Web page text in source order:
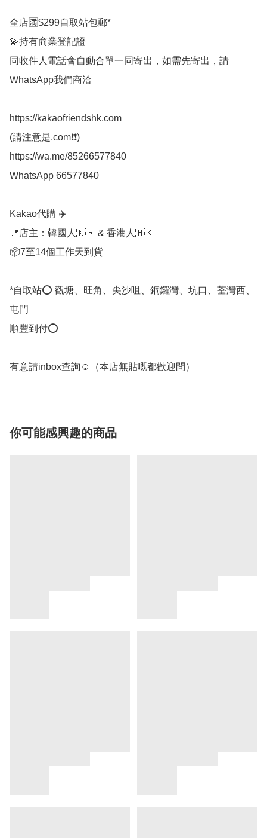
全店🈵$299自取站包郵*
💫持有商業登記證
同收件人電話會自動合單一同寄出，如需先寄出，請
WhatsApp我們商洽
https://kakaofriendshk.com
(請注意是.com❗❗)
https://wa.me/85266577840
WhatsApp 66577840
Kakao代購 ✈️
📍店主：韓國人🇰🇷 & 香港人🇭🇰
📦7至14個工作天到貨
*自取站⭕ 觀塘、旺角、尖沙咀、銅鑼灣、坑口、荃灣西、
屯門
順豐到付⭕
有意請inbox查詢☺️（本店無貼嘅都歡迎問） 
你可能感興趣的商品